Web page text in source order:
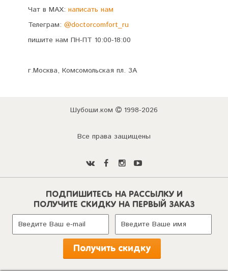
Чат в MAX: написать нам
Телеграм: @doctorcomfort_ru
пишите нам ПН-ПТ 10:00-18:00
г.Москва, Комсомольская пл. 3А
Шубоши.ком 1998-2026
Все права защищены
ПОДПИШИТЕСЬ НА РАССЫЛКУ И
ПОЛУЧИТЕ СКИДКУ НА ПЕРВЫЙ ЗАКАЗ